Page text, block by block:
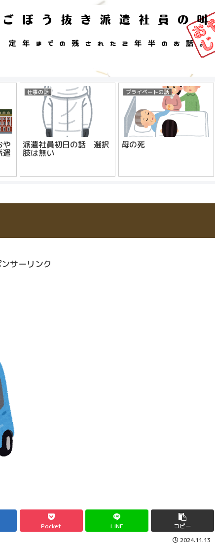
や
遣
仕事の話
派遣社員初日の話 選択
肢は無い
プライベートの話
母の死
サーリンク
Pocket LINE
コピー
2024.11.13